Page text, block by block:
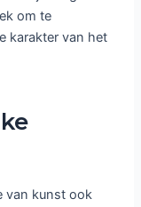
om te
karakter van het
van kunst ook